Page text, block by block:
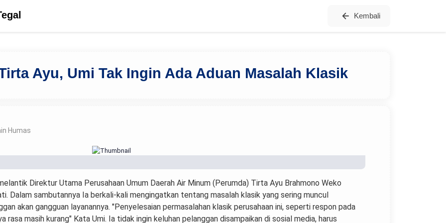
Kembali
Ayu, Umi Tak Ingin Ada Aduan Masalah Klasik
Humas
Direktur Utama Perusahaan Umum Daerah Air Minum (Perumda) Tirta Ayu Brahmono Weko
Dalam sambutannya Ia berkali-kali mengingatkan tentang masalah klasik yang sering muncul
akan gangguan layanannya. "Penyelesaian permasalahan klasik perusahaan ini, seperti respon pada
rasa masih kurang" Kata Umi. Ia tidak ingin keluhan pelanggan disampaikan di sosial media, harus